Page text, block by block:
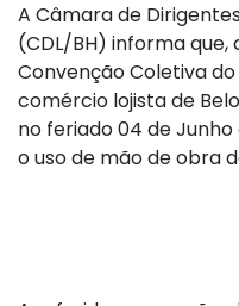
A Câmara de
(CDL/BH) informa
Convenção Coletiva
comércio lojista de
no feriado 04 de
o uso de mão de obra